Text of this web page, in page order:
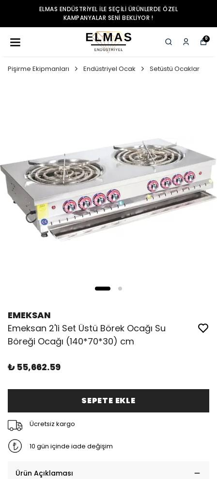
ELMAS ENDÜSTRIYEL ILE SEÇILI ÜRÜNLERDE ÖZEL
KAMPANYALAR SENI BEKLIYOR !
0
Pişirme Ekipmanları Endüstriyel Ocak Setüstü Ocaklar
EMEKSAN
Emeksan 2'li Set Üstü Börek Ocağı Su
Böreği Ocağı (140*70*30) cm
₺ 55,662.59
SEPETE EKLE
Ücretsiz kargo
10 gün içinde iade değişim
Ürün Açıklaması